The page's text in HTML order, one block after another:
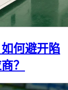
何避开陷
？